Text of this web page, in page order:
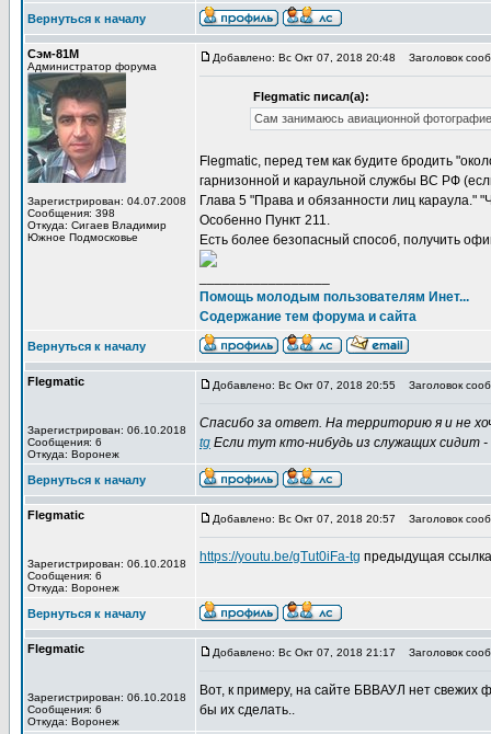
Вернуться к началу
Сэм-81М
Администратор форума
Зарегистрирован: 04.07.2008
Сообщения: 398
Откуда: Сигаев Владимир
Южное Подмосковье
Добавлено: Вс Окт 07, 2018 20:48 Заголовок
Flegmatic писал(а):
Сам занимаюсь авиационной
Flegmatic, перед тем как будите бродить
гарнизонной и караульной службы ВС РФ
Глава 5 "Права и обязанности лиц караула."
Особенно Пункт 211.
Есть более безопасный способ, получить
Помощь молодым пользователям Инет...
Содержание тем форума и сайта
Вернуться к началу
Flegmatic
Зарегистрирован: 06.10.2018
Сообщения: 6
Откуда: Воронеж
Добавлено: Вс Окт 07, 2018 20:55 Заголовок
Спасибо за ответ. На территорию я и не
tg Если тут кто-нибудь из служащих сидит
Вернуться к началу
Flegmatic
Зарегистрирован: 06.10.2018
Сообщения: 6
Откуда: Воронеж
Добавлено: Вс Окт 07, 2018 20:57 Заголовок
https://youtu.be/gTut0iFa-tg предыдущая
Вернуться к началу
Flegmatic
Зарегистрирован: 06.10.2018
Сообщения: 6
Откуда: Воронеж
Добавлено: Вс Окт 07, 2018 21:17 Заголовок
Вот, к примеру, на сайте БВВАУЛ нет свежих
бы их сделать..